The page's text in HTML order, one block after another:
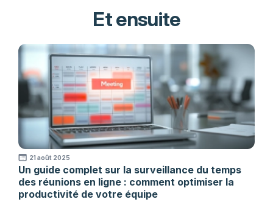
Et ensuite
21 août 2025
Un guide complet sur la surveillance du temps
des réunions en ligne : comment optimiser la
productivité de votre équipe